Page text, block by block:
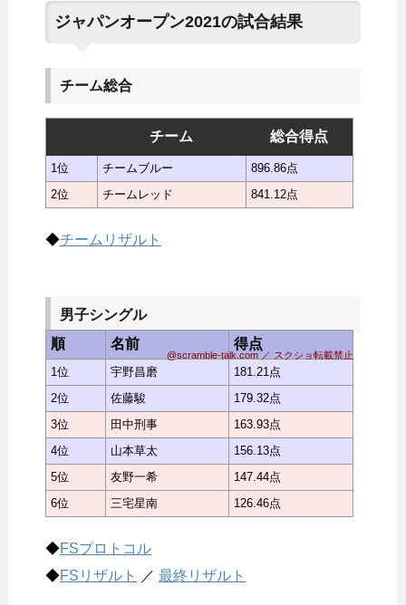
ジャパンオープン2021の試合結果
チーム総合
チーム 総合得点
1位 チームブルー
896.86点
2位
チームレッド 841.12点
◆チームリザルト
男子シングル
@scramble-talk.com ／ スクショ転載禁止
順 名前 得点
1位 宇野昌磨
181.21点
2位
佐藤駿
179.32点
3位
田中刑事
163.93点
4位
山本草太
156.13点
5位
友野一希
147.44点
6位
三宅星南 126.46点
◆FSプロトコル
◆FSリザルト ／ 最終リザルト